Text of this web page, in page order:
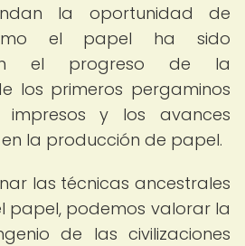
la oportunidad de
el papel ha sido
el progreso de la
los primeros pergaminos
y los avances
la producción de papel.
las técnicas ancestrales
papel, podemos valorar la
de las civilizaciones